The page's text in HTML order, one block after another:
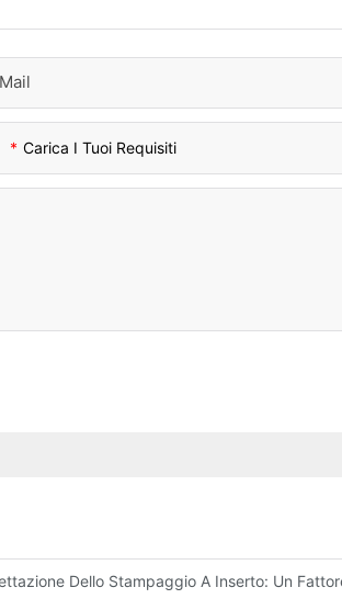
Carica I Tuoi Requisiti
Complessi
Dello Stampaggio A Inserto: Un